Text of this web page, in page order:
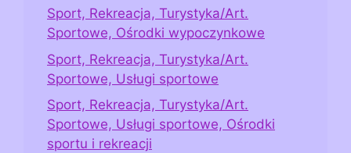
Sport, Rekreacja, Turystyka/Art.
Sportowe, Ośrodki wypoczynkowe
Sport, Rekreacja, Turystyka/Art.
Sportowe, Usługi sportowe
Sport, Rekreacja, Turystyka/Art.
Sportowe, Usługi sportowe, Ośrodki
sportu i rekreacji